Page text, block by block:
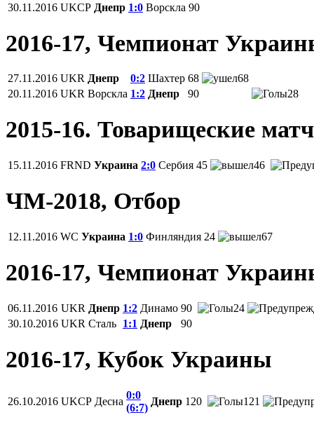
30.11.2016 UKCP Днепр 1:0 Ворскла 90
2016-17, Чемпионат
27.11.2016 UKR Днепр 0:2 Шахтер 68
68
20.11.2016 UKR Ворскла 1:2 Днепр 90 28
2015-16. Товарищеские
15.11.2016 FRND Украина 2:0 Сербия 45 46
ЧМ-2018, Отбор
12.11.2016 WC Украина 1:0 Финляндия 24 67
2016-17, Чемпионат
06.11.2016 UKR Днепр 1:2 Динамо 90
24
30.10.2016 UKR Сталь 1:1 Днепр 90
2016-17, Кубок Украины
26.10.2016 UKCP Десна
0:0
(6:7)
Днепр 120 121